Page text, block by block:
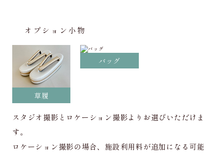
オプション小物
草履
バッグ
スタジオ撮影とロケーション撮影よりお選びいただけま
す。
ロケーション撮影の場合、施設利用料が追加になる可能